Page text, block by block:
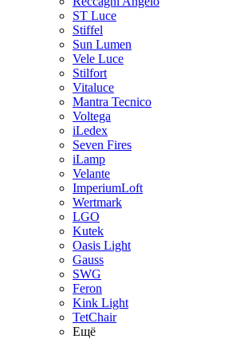
ST Luce
Stiffel
Sun Lumen
Vele Luce
Stilfort
Vitaluce
Mantra Tecnico
Voltega
iLedex
Seven Fires
iLamp
Velante
ImperiumLoft
Wertmark
LGO
Kutek
Oasis Light
Gauss
SWG
Feron
Kink Light
TetСhair
Ещё